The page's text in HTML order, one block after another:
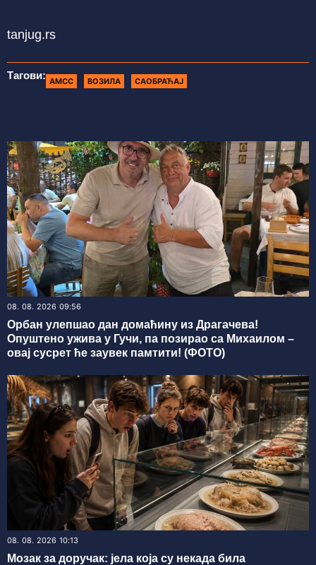
tanjug.rs
Тагови: АМСС ВОЗИЛА САОБРАЋАЈ
08. 08. 2026 09:56
Oрбан улепшао дан домаћину из Драгачева!
Опуштено ужива у Гучи, па позирао са Михаилом –
овај сусрет ће заувек памтити! (ФОТО)
08. 08. 2026 10:13
Мозак за доручак: јела која су некада била